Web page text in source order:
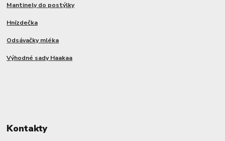
Mantinely do postýlky
Hnízdečka
Odsávačky mléka
Výhodné sady Haakaa
Kontakty